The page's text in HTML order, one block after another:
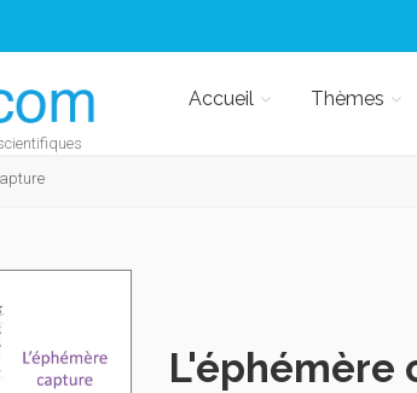
Accueil Thèmes
L'éphémère